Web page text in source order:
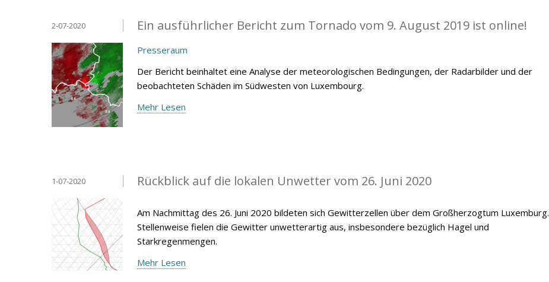
Ein ausführlicher Bericht zum Tornado vom 9. August 2019 ist online!
2-07-2020
Presseraum
Der Bericht beinhaltet eine Analyse der meteorologischen Bedingungen, der Radarbilder und der
beobachteten Schäden im Südwesten von Luxembourg.
Mehr Lesen
Rückblick auf die lokalen Unwetter vom 26. Juni 2020
1-07-2020
Am Nachmittag des 26. Juni 2020 bildeten sich Gewitterzellen über dem Großherzogtum Luxemburg.
Stellenweise fielen die Gewitter unwetterartig aus, insbesondere bezüglich Hagel und
Starkregenmengen.
Mehr Lesen